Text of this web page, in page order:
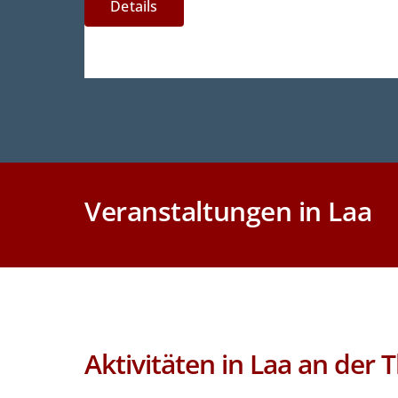
Details
Veranstaltungen in Laa
Aktivitäten in Laa an der